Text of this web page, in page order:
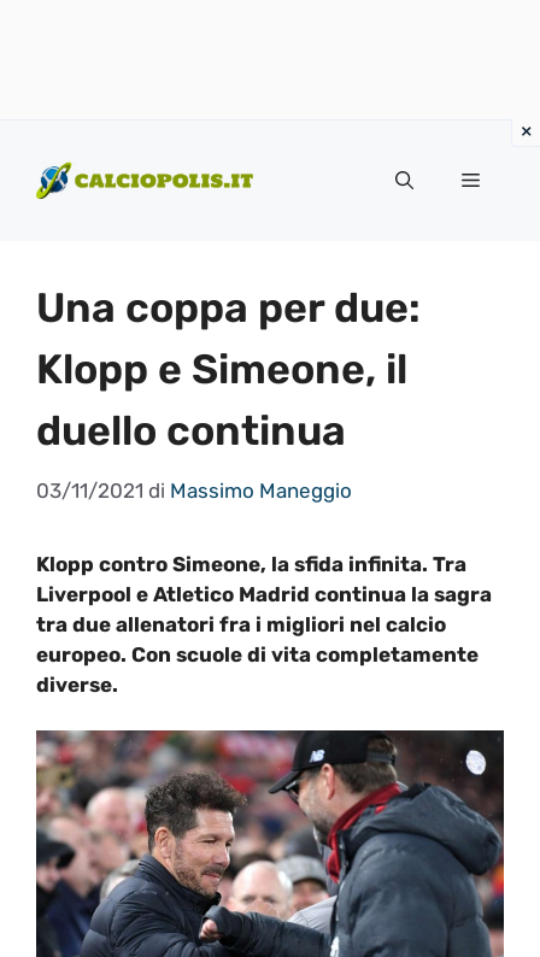
contenuto
Menu
Una coppa per due:
Klopp e Simeone, il
duello continua
03/11/2021 di Massimo Maneggio
Klopp contro Simeone, la sfida infinita. Tra
Liverpool e Atletico Madrid continua la sagra
tra due allenatori fra i migliori nel calcio
europeo. Con scuole di vita completamente
diverse.